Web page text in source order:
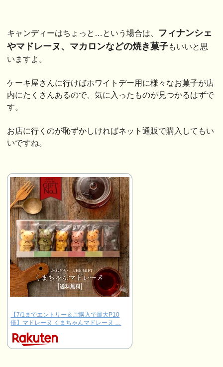
キャンディーはちょっと…という場合は、 フィナンシェ
やマドレーヌ、マカロンなどの焼き菓子もいいと思
いますよ。
ケーキ屋さんに行けばホワイトデー用に様々なお菓子が店
内にたくさんあるので、気に入ったものが見つかるはずで
す。
お店に行くのが恥ずかしければネット通販で購入してもい
いですね。
【7/1までエントリー＆ご購入で最大P10
倍】マドレーヌ くまちゃんマドレーヌ …